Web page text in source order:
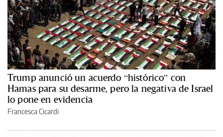
Trump anunció un acuerdo “histórico” con
Hamas para su desarme, pero la negativa de Israel
lo pone en evidencia
Francesca Cicardi